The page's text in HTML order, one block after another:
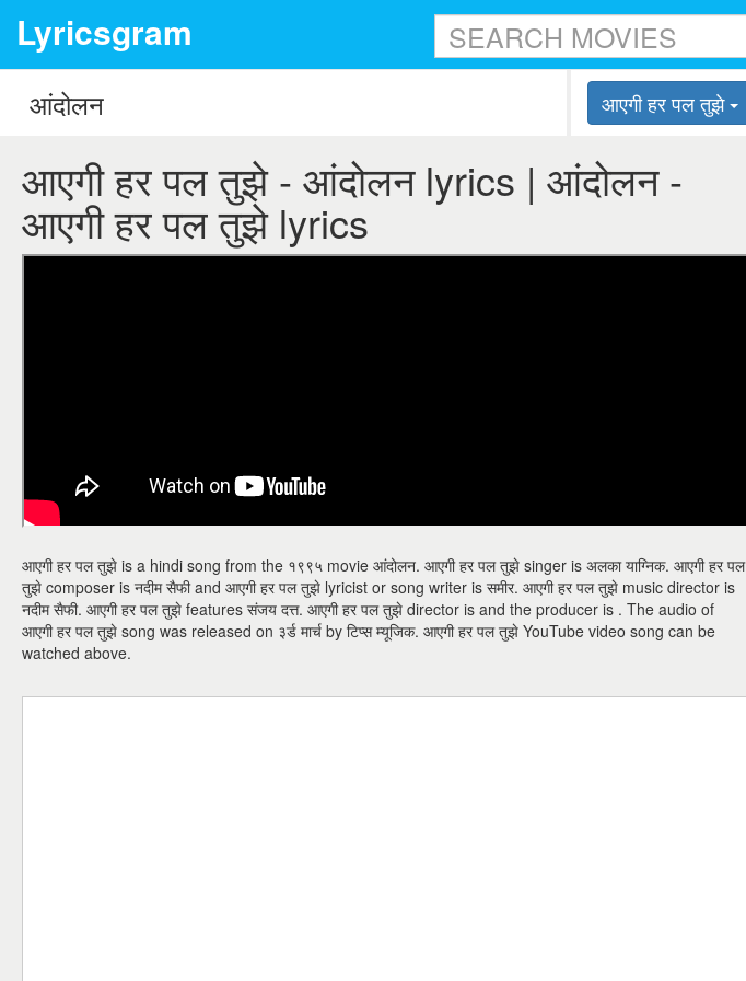
Lyricsgram
आएगी हर पल तुझे
आएगी हर पल तुझे - आंदोलन lyrics | आंदोलन -
आएगी हर पल तुझे lyrics
आएगी हर पल तुझे is a hindi song from the १९९५ movie आंदोलन. आएगी हर पल तुझे singer is अलका याग्निक. आएगी हर पल
तुझे composer is नदीम सैफी and आएगी हर पल तुझे lyricist or song writer is समीर. आएगी हर पल तुझे music director is
नदीम सैफी. आएगी हर पल तुझे features संजय दत्त. आएगी हर पल तुझे director is and the producer is . The audio of
आएगी हर पल तुझे song was released on ३र्ड मार्च by टिप्स म्यूजिक. आएगी हर पल तुझे YouTube video song can be
watched above.